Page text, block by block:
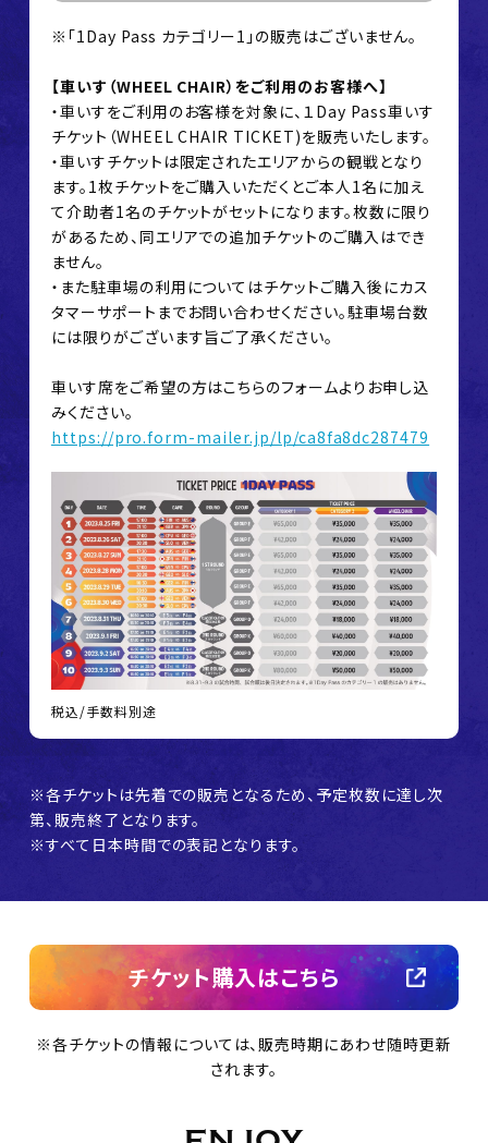
※「1Day Pass カテゴリー1」の販売はございません。
【車いす（WHEEL CHAIR）をご利用のお客様へ】
・車いすをご利用のお客様を対象に、１Day Pass車いす
チケット（WHEEL CHAIR TICKET)を販売いたします。
・車いすチケットは限定されたエリアからの観戦となり
ます。1枚チケットをご購入いただくとご本人1名に加え
て介助者1名のチケットがセットになります。枚数に限り
があるため、同エリアでの追加チケットのご購入はでき
ません。
・また駐車場の利用についてはチケットご購入後にカス
タマーサポートまでお問い合わせください。駐車場台数
には限りがございます旨ご了承ください。
車いす席をご希望の方はこちらのフォームよりお申し込
みください。
https://pro.form-mailer.jp/lp/ca8fa8dc287479
税込/手数料別途
※各チケットは先着での販売となるため、予定枚数に達し次
第、販売終了となります。
※すべて日本時間での表記となります。
チケット購入はこちら
※各チケットの情報については、販売時期にあわせ随時更新
されます。